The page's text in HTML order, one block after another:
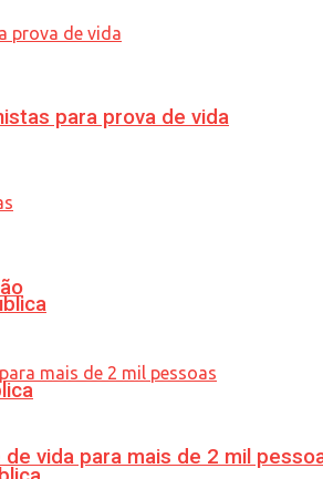
para prova de vida
vida para mais de 2 mil